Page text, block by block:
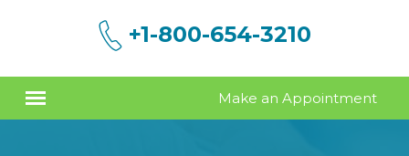
+1-800-654-3210
Make an Appointment